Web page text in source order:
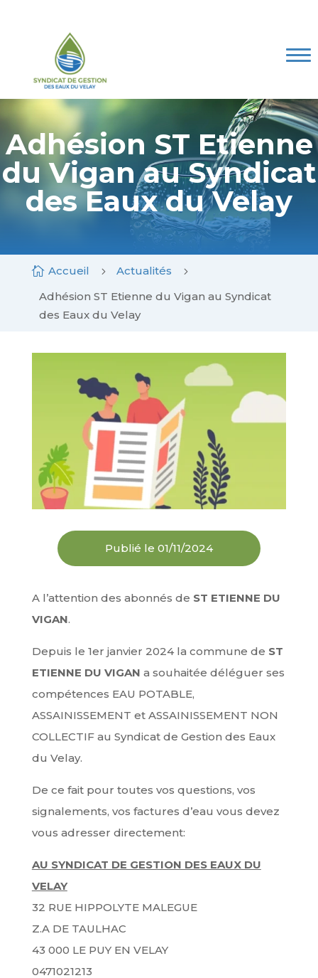
Adhésion ST Etienne
du Vigan au Syndicat
des Eaux du Velay
 Accueil 5 Actualités 5
Adhésion ST Etienne du Vigan au Syndicat
des Eaux du Velay
Publié le 01/11/2024
A l’attention des abonnés de ST ETIENNE DU
VIGAN.
Depuis le 1er janvier 2024 la commune de ST
ETIENNE DU VIGAN a souhaitée déléguer ses
compétences EAU POTABLE,
ASSAINISSEMENT et ASSAINISSEMENT NON
COLLECTIF au Syndicat de Gestion des Eaux
du Velay.
De ce fait pour toutes vos questions, vos
signalements, vos factures d’eau vous devez
vous adresser directement:
AU SYNDICAT DE GESTION DES EAUX DU
VELAY
32 RUE HIPPOLYTE MALEGUE
Z.A DE TAULHAC
43 000 LE PUY EN VELAY
0471021213
Le SGEV
Les compétences
Marchés publics
Mes Démarches
Espace documentaire
Contact